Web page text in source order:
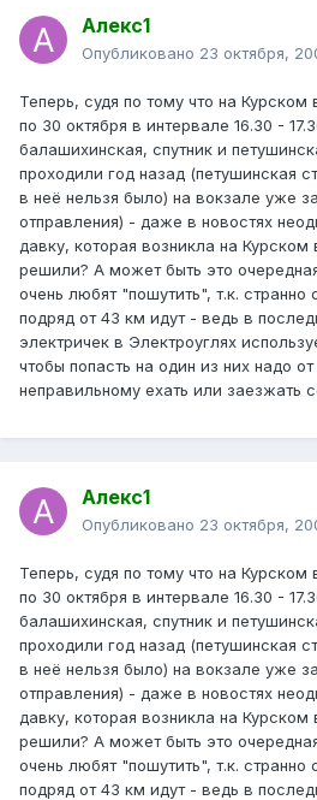
Алекс1
Опубликовано 23 октября,
Теперь, судя по тому что на Курском
по 30 октября в интервале 16.30 -
балашихинская, спутник и
проходили год назад (петушинская
в неё нельзя было) на вокзале уже
отправления) - даже в новостях
давку, которая возникла на Курском
решили? А может быть это
очень любят "пошутить", т.к. странно
подряд от 43 км идут - ведь в
электричек в Электроуглях
чтобы попасть на один из них надо
неправильному ехать или заезжать
Алекс1
Опубликовано 23 октября,
Теперь, судя по тому что на Курском
по 30 октября в интервале 16.30 -
балашихинская, спутник и
проходили год назад (петушинская
в неё нельзя было) на вокзале уже
отправления) - даже в новостях
давку, которая возникла на Курском
решили? А может быть это
очень любят "пошутить", т.к. странно
подряд от 43 км идут - ведь в